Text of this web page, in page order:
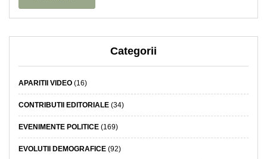
Categorii
APARITII VIDEO (16)
CONTRIBUTII EDITORIALE (34)
EVENIMENTE POLITICE (169)
EVOLUTII DEMOGRAFICE (92)